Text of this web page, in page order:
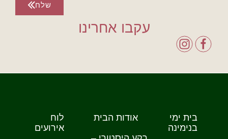
שלח
עקבו אחרינו
בית ימי
בנימינה
אודות הבית
לוח
אירועים